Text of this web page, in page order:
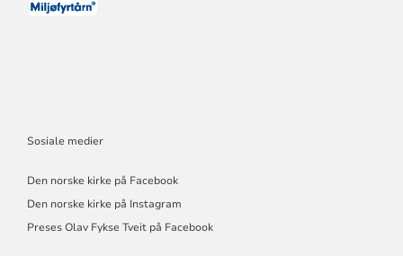
Sosiale medier
Den norske kirke på Facebook
Den norske kirke på Instagram
Preses Olav Fykse Tveit på Facebook